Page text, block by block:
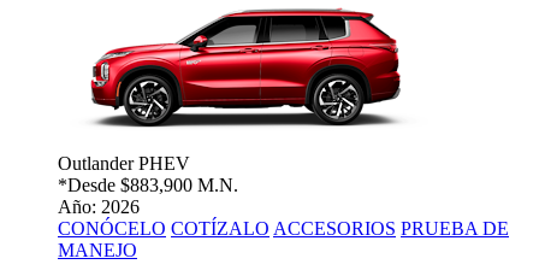
Outlander PHEV
*Desde $883,900 M.N.
Año: 2026
CONÓCELO COTÍZALO ACCESORIOS PRUEBA DE
MANEJO